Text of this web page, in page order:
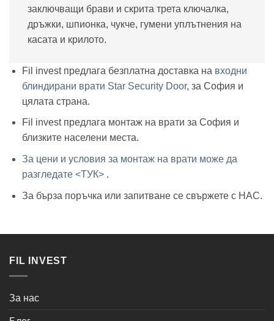
заключващи брави и скрита трета ключалка,
дръжки, шпионка, чукче, гумени уплътнения на
касата и крилото.
Fil invest предлага безплатна доставка на входни
блиндирани врати Star Security Door, за София и
цялата страна.
Fil invest предлага монтаж на врати за София и
близките населени места.
За цени и условия за монтаж на врати може да
разгледате <ТУК>.
За бърза поръчка или запитване се свържете с НАС.
FIL INVEST
За нас